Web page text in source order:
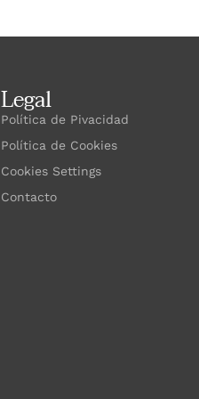
Legal
Política de Pivacidad
Política de Cookies
Cookies Settings
Contacto